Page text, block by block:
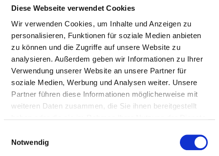
Diese Webseite verwendet Cookies
Wir verwenden Cookies, um Inhalte und Anzeigen zu
personalisieren, Funktionen für soziale Medien anbieten
zu können und die Zugriffe auf unsere Website zu
analysieren. Außerdem geben wir Informationen zu Ihrer
Verwendung unserer Website an unsere Partner für
soziale Medien, Werbung und Analysen weiter. Unsere
Partner führen diese Informationen möglicherweise mit
weiteren Daten zusammen, die Sie ihnen bereitgestellt
Notwendig
Appropriately:
Nursing staff
DOCTORS (M/F)
Staffing of the specialist department with doctors
(m/f). Employees who cannot be clearly assigned to a
specialist department are recorded overall for the